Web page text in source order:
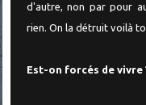
d'autre, non par pour
rien. On la détruit voilà
Est-on forcés de vivre